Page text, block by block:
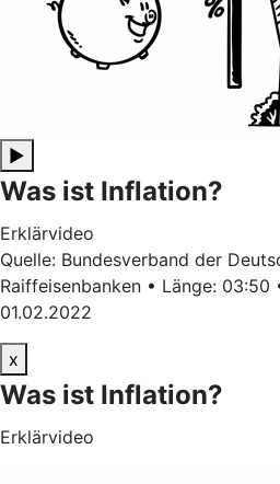
▶
Was ist Inflation?
Erklärvideo
Quelle: Bundesverband der
Raiffeisenbanken • Länge:
01.02.2022
x
Was ist Inflation?
Erklärvideo